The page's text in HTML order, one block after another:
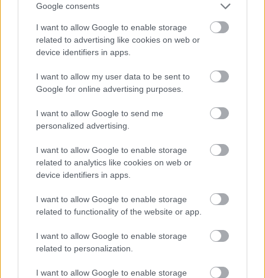
Google consents
I want to allow Google to enable storage
related to advertising like cookies on web or
device identifiers in apps.
I want to allow my user data to be sent to
Google for online advertising purposes.
I want to allow Google to send me
personalized advertising.
I want to allow Google to enable storage
related to analytics like cookies on web or
device identifiers in apps.
I want to allow Google to enable storage
related to functionality of the website or app.
I want to allow Google to enable storage
related to personalization.
I want to allow Google to enable storage
της Ελλάδας.
Για την Athlos Energy, η συγκεκριμένη μελέτη
αποτελεί μέρος μια σειράς προκαταρτικών
αναλύσεων με σκοπό την βαθύτερη κατανόηση
των θεμελιωδών παραμέτρων που σχετίζονται με
στην ελληνική επικράτεια. Τα αποτελέσματα των
αναλύσεων υποστηρίζουν αφενός την περαιτέρω
ανάπτυξη του επιχειρηματικού σχεδίου της Athlos
Energy, ενώ θα μπορούσαν να φανούν χρήσιμα και
στην Ελληνική Πολιτεία στην ευρύτερη
προσπάθεια μετάβασης της συζήτησης για την
πυρηνική ενέργεια από θεωρητικό σε θεσμικό